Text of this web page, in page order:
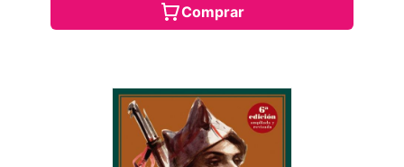
Comprar